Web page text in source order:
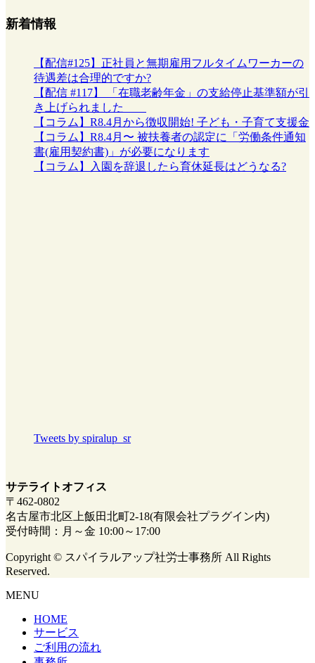
新着情報
【配信#125】正社員と無期雇用フルタイムワーカーの
待遇差は合理的ですか?
【配信 #117】 「在職老齢年金」の支給停止基準額が引
き上げられました
【コラム】R8.4月から徴収開始! 子ども・子育て支援金
【コラム】R8.4月〜 被扶養者の認定に「労働条件通知
書(雇用契約書)」が必要になります
【コラム】入園を辞退したら育休延長はどうなる?
Tweets by spiralup_sr
サテライトオフィス
〒462-0802
名古屋市北区上飯田北町2-18(有限会社プラグイン内)
受付時間：月～金 10:00～17:00
Copyright © スパイラルアップ社労士事務所 All Rights
Reserved.
MENU
HOME
サービス
ご利用の流れ